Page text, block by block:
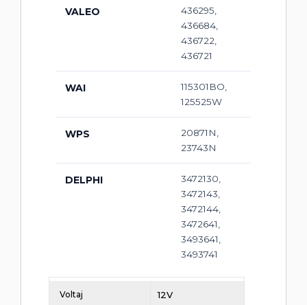
VALEO
436295,
436684,
436722,
436721
WAI
115301BO,
125525W
WPS
20871N,
23743N
DELPHI
3472130,
3472143,
3472144,
3472641,
3493641,
3493741
Voltaj 12V